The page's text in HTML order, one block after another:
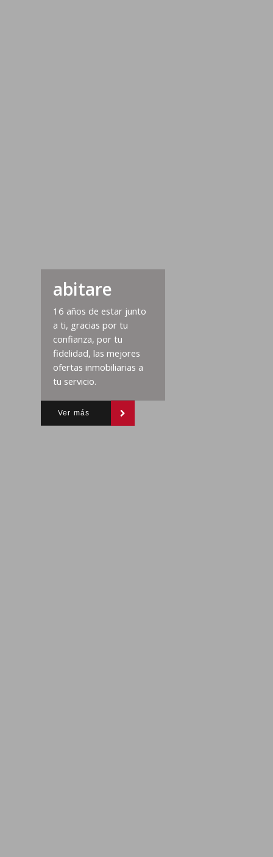
abitare
16 años de estar junto
a ti, gracias por tu
confianza, por tu
fidelidad, las mejores
ofertas inmobiliarias a
tu servicio.
Ver más